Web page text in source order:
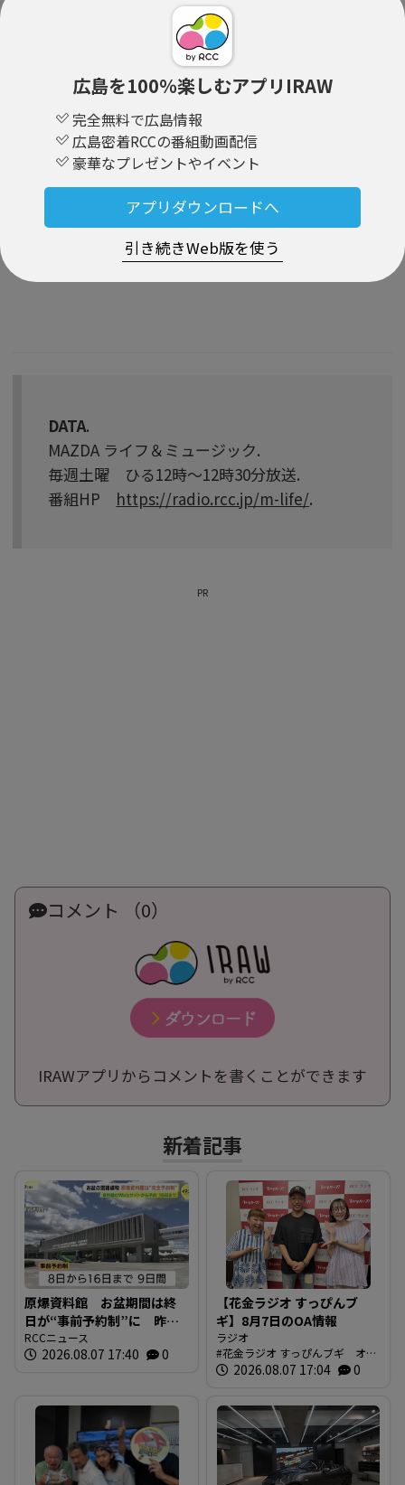
広島を100％楽しむアプリIRAW
完全無料で広島情報
広島密着RCCの番組動画配信
豪華なプレゼントやイベント
アプリダウンロードへ
引き続きWeb版を使う
DATA.
MAZDA ライフ＆ミュージック.
毎週土曜 ひる12時～12時30分放送.
番組HP https://radio.rcc.jp/m-life/.
PR
コメント （0）
IRAWアプリからコメントを書くことができます
新着記事
原爆資料館 お盆期間は終
日が“事前予約制”に 昨夏
の大混雑受け初の試み 8日
から16日まで 広島
RCCニュース
2026.08.07 17:40 0
【花金ラジオ すっぴんブ
ギ】8月7日のOA情報
ラジオ
花金ラジオ すっぴんブギ オン
エア情報
2026.08.07 17:04 0